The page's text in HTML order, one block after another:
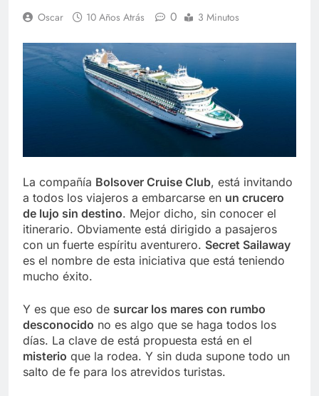
Oscar 10 Años Atrás 0 3 Minutos
La compañía Bolsover Cruise Club, está invitando
a todos los viajeros a embarcarse en un crucero
de lujo sin destino. Mejor dicho, sin conocer el
itinerario. Obviamente está dirigido a pasajeros
con un fuerte espíritu aventurero. Secret Sailaway
es el nombre de esta iniciativa que está teniendo
mucho éxito.
Y es que eso de surcar los mares con rumbo
desconocido no es algo que se haga todos los
días. La clave de está propuesta está en el
misterio que la rodea. Y sin duda supone todo un
salto de fe para los atrevidos turistas.